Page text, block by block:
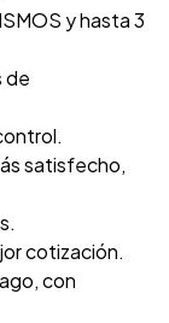
y hasta 3
de
satisfecho,
cotización.
con